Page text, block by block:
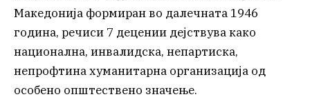
Македонија формиран во далечната 1946
година, речиси 7 децении дејствува како
национална, инвалидска, непартиска,
непрофтина хуманитарна организација од
особено општествено значење.